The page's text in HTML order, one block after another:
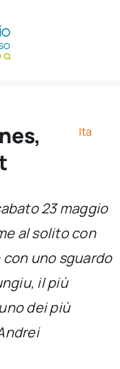
Ita
23 maggio
al solito con
uno sguardo
il più
dei più